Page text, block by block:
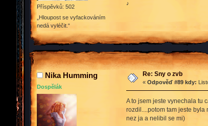
Příspěvků: 502
„Hloupost se vyfackováním
nedá vyléčit.“
♪
Nika Humming
Dospělák
Re: Sny o zvb
« Odpověď #89 kdy:
A to jsem jeste vynechala tu
rozdil....potom tam jeste
nez ja a nelibil se mi)